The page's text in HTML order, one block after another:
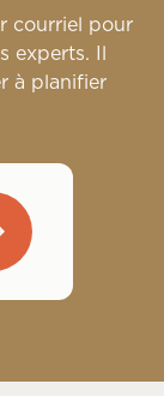
courriel pour
experts. Il
à planifier